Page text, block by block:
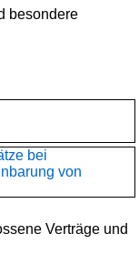
besondere
bei
von
Verträge und